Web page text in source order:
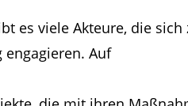
es viele Akteure, die sich
Auf